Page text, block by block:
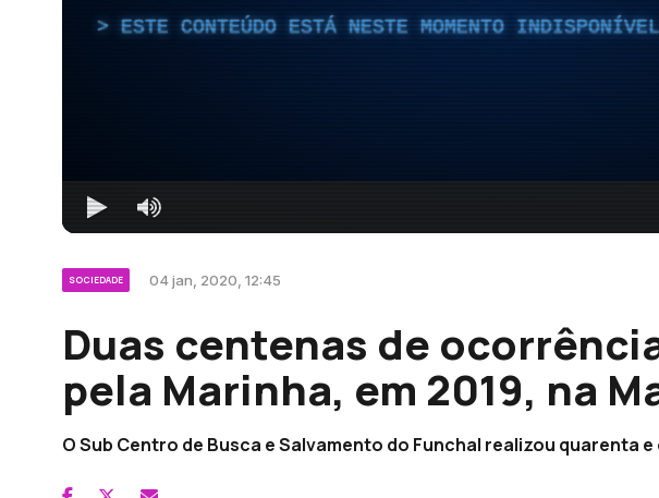
ESTE CONTEÚDO ESTÁ NESTE MOMENTO INDISPONÍVEL
SOCIEDADE 04 jan, 2020, 12:45
Duas centenas de
pela Marinha, em 2019, na
O Sub Centro de Busca e Salvamento do Funchal realizou quarenta